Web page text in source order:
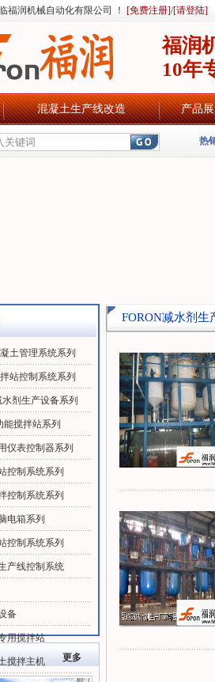
福润机械自动化有限公司 ！ [免费注册]/[请登陆]
福润
10年
混凝土生产线改造 产品
热
土管理系统系列
站控制系统系列
剂生产设备系列
能搅拌站系列
仪表控制器系列
控制系统系列
控制系统系列
电箱系列
控制系统系列
产线控制系统
备
用搅拌站
搅拌主机 更多
FORON减水剂生